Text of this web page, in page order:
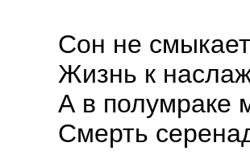
Сон не
Жизнь к
А в полумраке
Смерть